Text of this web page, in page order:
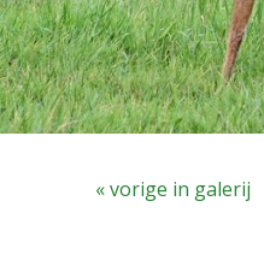
« vorige in galerij